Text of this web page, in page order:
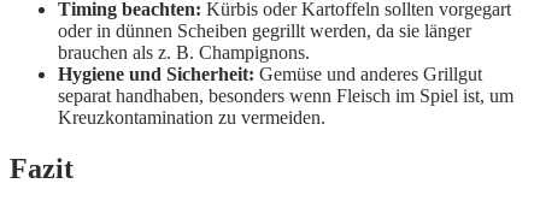
Timing beachten: Kürbis oder Kartoffeln sollten vorgegart
oder in dünnen Scheiben gegrillt werden, da sie länger
brauchen als z. B. Champignons.
Hygiene und Sicherheit: Gemüse und anderes Grillgut
separat handhaben, besonders wenn Fleisch im Spiel ist, um
Kreuzkontamination zu vermeiden.
Fazit